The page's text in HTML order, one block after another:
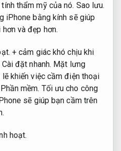
thẩm mỹ của nó. Sao lưu.
iPhone bằng kính sẽ giúp
và đẹp hơn.
+ cảm giác khó chịu khi
Cài đặt nhanh. Mặt lưng
khiến việc cầm điện thoại
Phần mềm. Tối ưu cho công
sẽ giúp bạn cầm trên
hoạt.